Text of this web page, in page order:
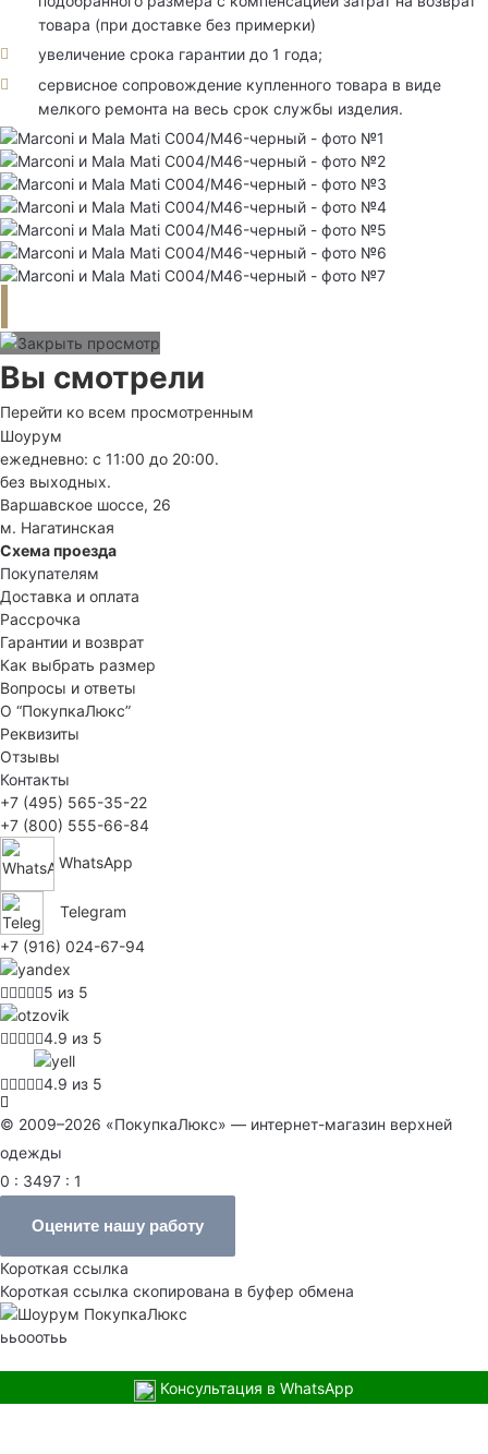
товара (при доставке без примерки)
увеличение срока гарантии до 1 года;
сервисное сопровождение купленного товара в виде
мелкого ремонта на весь срок службы изделия.
Вы смотрели
Перейти ко всем просмотренным
Шоурум
ежедневно: с 11:00 до 20:00.
без выходных.
Варшавское шоссе, 26
м. Нагатинская
Схема проезда
Покупателям
Доставка и оплата
Рассрочка
Гарантии и возврат
Как выбрать размер
Вопросы и ответы
О “ПокупкаЛюкс”
Реквизиты
Отзывы
Контакты
+7 (495) 565-35-22
+7 (800) 555-66-84
WhatsApp
Telegram
+7 (916) 024-67-94
5 из 5
4.9 из 5
4.9 из 5
© 2009–2026 «ПокупкаЛюкс» — интернет-магазин верхней
одежды
0 : 3497 : 1
Оцените нашу работу
Короткая ссылка
Короткая ссылка скопирована в буфер обмена
ььооотьь
Консультация в WhatsApp